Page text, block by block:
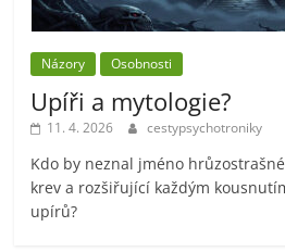
Názory Osobnosti
Upíři a mytologie?
11. 4. 2026 cestypsychotroniky
Kdo by neznal jméno
krev a rozšiřující každým
upírů?